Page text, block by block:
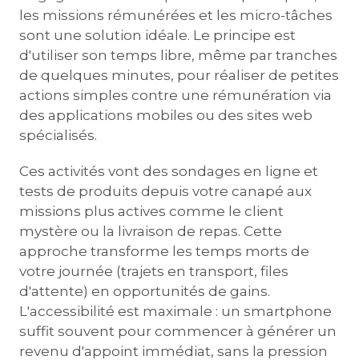
les missions rémunérées et les micro-tâches
sont une solution idéale. Le principe est
d'utiliser son temps libre, même par tranches
de quelques minutes, pour réaliser de petites
actions simples contre une rémunération via
des applications mobiles ou des sites web
spécialisés.
Ces activités vont des sondages en ligne et
tests de produits depuis votre canapé aux
missions plus actives comme le client
mystère ou la livraison de repas. Cette
approche transforme les temps morts de
votre journée (trajets en transport, files
d'attente) en opportunités de gains.
L'accessibilité est maximale : un smartphone
suffit souvent pour commencer à générer un
revenu d'appoint immédiat, sans la pression